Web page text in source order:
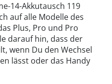
14-Akkutausch 119
auf alle Modelle des
Plus, Pro und Pro
darauf hin, dass der
wenn Du den Wechsel
lässt oder das Handy